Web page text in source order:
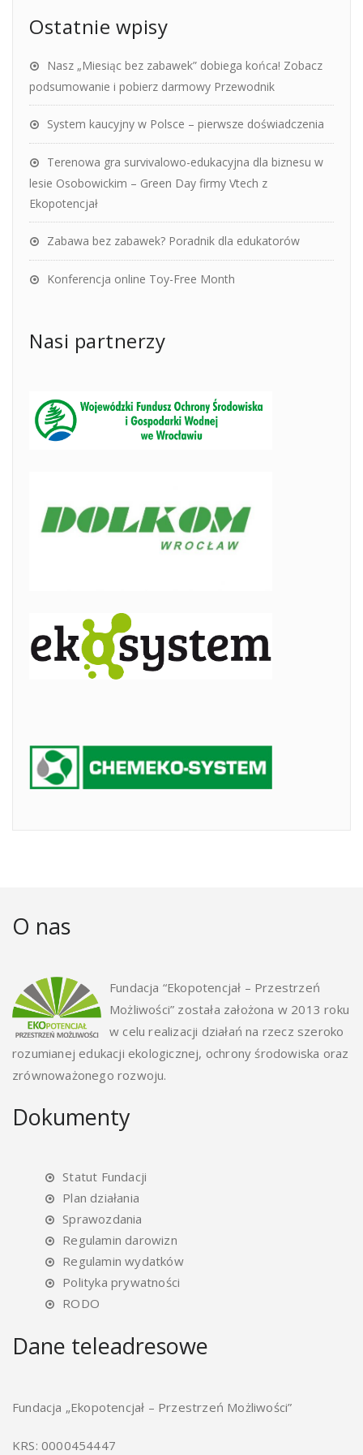
Ostatnie wpisy
Nasz „Miesiąc bez zabawek” dobiega końca! Zobacz
podsumowanie i pobierz darmowy Przewodnik
System kaucyjny w Polsce – pierwsze doświadczenia
Terenowa gra survivalowo-edukacyjna dla biznesu w
lesie Osobowickim – Green Day firmy Vtech z
Ekopotencjał
Zabawa bez zabawek? Poradnik dla edukatorów
Konferencja online Toy-Free Month
Nasi partnerzy
O nas
Fundacja “Ekopotencjał – Przestrzeń
Możliwości” została założona w 2013 roku
w celu realizacji działań na rzecz szeroko
rozumianej edukacji ekologicznej, ochrony środowiska oraz
zrównoważonego rozwoju.
Dokumenty
Statut Fundacji
Plan działania
Sprawozdania
Regulamin darowizn
Regulamin wydatków
Polityka prywatności
RODO
Dane teleadresowe
Fundacja „Ekopotencjał – Przestrzeń Możliwości”
KRS: 0000454447